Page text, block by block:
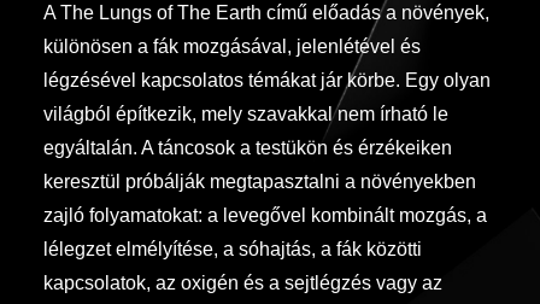
A The Lungs of The Earth című előadás a növények,
különösen a fák mozgásával, jelenlétével és
légzésével kapcsolatos témákat jár körbe. Egy olyan
világból építkezik, mely szavakkal nem írható le
egyáltalán. A táncosok a testükön és érzékeiken
keresztül próbálják megtapasztalni a növényekben
zajló folyamatokat: a levegővel kombinált mozgás, a
lélegzet elmélyítése, a sóhajtás, a fák közötti
kapcsolatok, az oxigén és a sejtlégzés vagy az